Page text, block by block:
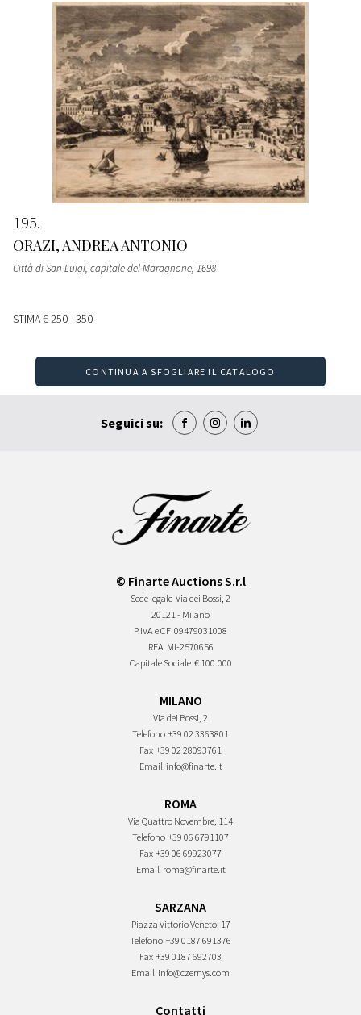
195
ORAZI, ANDREA ANTONIO
Città di San Luigi, capitale del Maragnone, 1698
STIMA€ 250 - 350
CONTINUA A SFOGLIARE IL CATALOGO
Seguici su:
© Finarte Auctions S.r.l
Sede legale Via dei Bossi, 2
20121 - Milano
P.IVA e CF 09479031008
REA MI-2570656
Capitale Sociale € 100.000
MILANO
Via dei Bossi, 2
Telefono +39 02 3363801
Fax +39 02 28093761
Email info@finarte.it
ROMA
Via Quattro Novembre, 114
Telefono +39 06 6791107
Fax +39 06 69923077
Email roma@finarte.it
SARZANA
Piazza Vittorio Veneto, 17
Telefono +39 0187 691376
Fax +39 0187 692703
Email info@czernys.com
Contatti